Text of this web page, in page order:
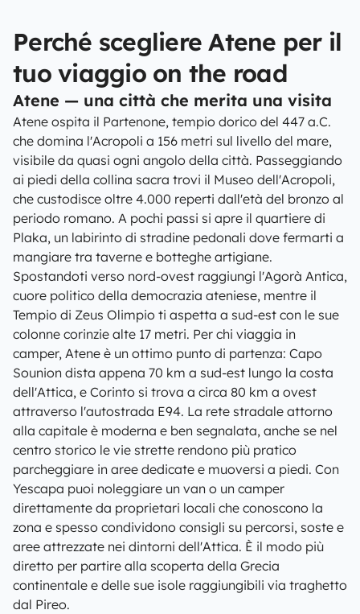
Perché scegliere Atene per il
tuo viaggio on the road
Atene — una città che merita una visita
Atene ospita il Partenone, tempio dorico del 447 a.C.
che domina l'Acropoli a 156 metri sul livello del mare,
visibile da quasi ogni angolo della città. Passeggiando
ai piedi della collina sacra trovi il Museo dell'Acropoli,
che custodisce oltre 4.000 reperti dall'età del bronzo al
periodo romano. A pochi passi si apre il quartiere di
Plaka, un labirinto di stradine pedonali dove fermarti a
mangiare tra taverne e botteghe artigiane.
Spostandoti verso nord-ovest raggiungi l'Agorà Antica,
cuore politico della democrazia ateniese, mentre il
Tempio di Zeus Olimpio ti aspetta a sud-est con le sue
colonne corinzie alte 17 metri. Per chi viaggia in
camper, Atene è un ottimo punto di partenza: Capo
Sounion dista appena 70 km a sud-est lungo la costa
dell'Attica, e Corinto si trova a circa 80 km a ovest
attraverso l'autostrada E94. La rete stradale attorno
alla capitale è moderna e ben segnalata, anche se nel
centro storico le vie strette rendono più pratico
parcheggiare in aree dedicate e muoversi a piedi. Con
Yescapa puoi noleggiare un van o un camper
direttamente da proprietari locali che conoscono la
zona e spesso condividono consigli su percorsi, soste e
aree attrezzate nei dintorni dell'Attica. È il modo più
diretto per partire alla scoperta della Grecia
continentale e delle sue isole raggiungibili via traghetto
dal Pireo.